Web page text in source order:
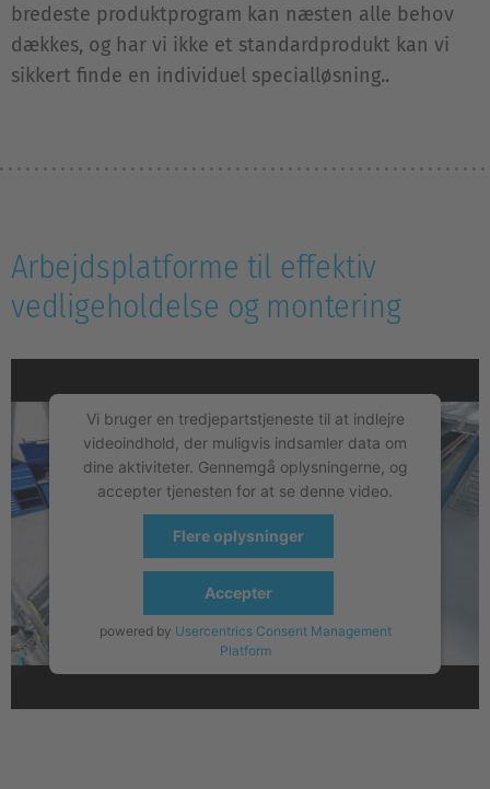
bredeste produktprogram kan næsten alle behov
dækkes, og har vi ikke et standardprodukt kan vi
sikkert finde en individuel specialløsning..
Arbejdsplatforme til effektiv
vedligeholdelse og montering
Vi bruger en tredjepartstjeneste til at indlejre
videoindhold, der muligvis indsamler data om
dine aktiviteter. Gennemgå oplysningerne, og
accepter tjenesten for at se denne video.
Flere oplysninger
Accepter
powered by Usercentrics Consent Management
Platform